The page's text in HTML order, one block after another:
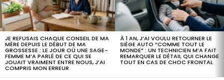
JE REFUSAIS CHAQUE CONSEIL DE MA
MÈRE DEPUIS LE DÉBUT DE MA
GROSSESSE : LE JOUR OÙ UNE SAGE-
FEMME M’A PARLÉ DE CE QUI SE
JOUAIT VRAIMENT ENTRE NOUS, J’AI
COMPRIS MON ERREUR
À 1 AN, J’AI VOULU RETOURNER LE
SIÈGE AUTO “COMME TOUT LE
MONDE” : UN TECHNICIEN M’A FAIT
REMARQUER LE DÉTAIL QUI CHANGE
TOUT EN CAS DE CHOC FRONTAL